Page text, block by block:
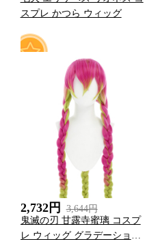
スプレ かつら ウィッグ
2,732円
3,644円
鬼滅の刃 甘露寺蜜璃 コスプ
レ ウィッグ グラデーション